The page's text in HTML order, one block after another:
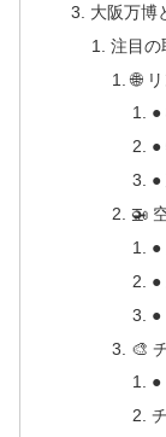
大阪万博
注目の
🌐
●
●
●
🚁
●
●
●
🎨
●